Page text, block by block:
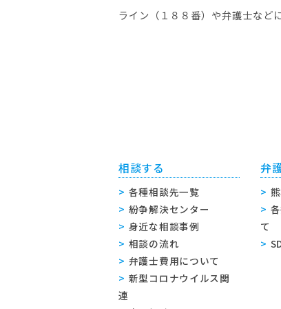
ライン（１８８番）や弁護士など
相談する
各種相談先一覧
紛争解決センター
身近な相談事例
相談の流れ
弁護士費用について
新型コロナウイルス関
連
弁
て